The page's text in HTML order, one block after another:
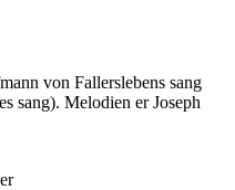
von Fallerslebens sang
sang). Melodien er Joseph